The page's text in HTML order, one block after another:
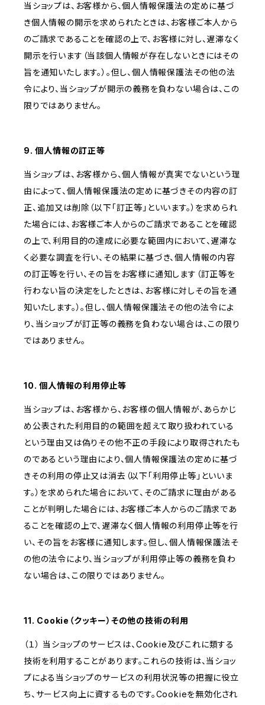
当ショップは、お客様から、個人情報保護法の定めに基づ
き個人情報の開示を求められたときは、お客様ご本人から
のご請求であることを確認の上で、お客様に対し、遅滞なく
開示を行います（当該個人情報が存在しないときにはその
旨を通知いたします。）。但し、個人情報保護法その他の法
令により、当ショップが開示の義務を負わない場合は、この
限りではありません。
9. 個人情報の訂正等
当ショップは、お客様から、個人情報が真実でないという理
由によって、個人情報保護法の定めに基づきその内容の訂
正、追加又は削除（以下「訂正等」といいます。）を求められ
た場合には、お客様ご本人からのご請求であることを確認
の上で、利用目的の達成に必要な範囲内において、遅滞な
く必要な調査を行い、その結果に基づき、個人情報の内容
の訂正等を行い、その旨をお客様に通知します（訂正等を
行わない旨の決定をしたときは、お客様に対しその旨を通
知いたします。）。但し、個人情報保護法その他の法令によ
り、当ショップが訂正等の義務を負わない場合は、この限り
ではありません。
10. 個人情報の利用停止等
当ショップは、お客様から、お客様の個人情報が、あらかじ
め公表された利用目的の範囲を超えて取り扱われている
という理由又は偽りその他不正の手段により取得されたも
のであるという理由により、個人情報保護法の定めに基づ
きその利用の停止又は消去（以下「利用停止等」といいま
す。）を求められた場合において、そのご請求に理由がある
ことが判明した場合には、お客様ご本人からのご請求であ
ることを確認の上で、遅滞なく個人情報の利用停止等を行
い、その旨をお客様に通知します。但し、個人情報保護法そ
の他の法令により、当ショップが利用停止等の義務を負わ
ない場合は、この限りではありません。
11. Cookie（クッキー）その他の技術の利用
（１） 当ショップのサービスは、Cookie及びこれに類する
技術を利用することがあります。これらの技術は、当ショッ
プによる当ショップのサービスの利用状況等の把握に役立
ち、サービス向上に資するものです。Cookieを無効化され